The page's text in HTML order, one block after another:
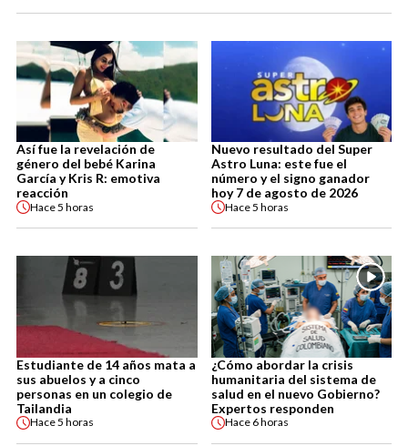
Así fue la revelación de
género del bebé Karina
García y Kris R: emotiva
reacción
Hace5 horas
Nuevo resultado del Super
Astro Luna: este fue el
número y el signo ganador
hoy 7 de agosto de 2026
Hace5 horas
Estudiante de 14 años mata a
sus abuelos y a cinco
personas en un colegio de
Tailandia
Hace5 horas
¿Cómo abordar la crisis
humanitaria del sistema de
salud en el nuevo Gobierno?
Expertos responden
Hace 6 horas